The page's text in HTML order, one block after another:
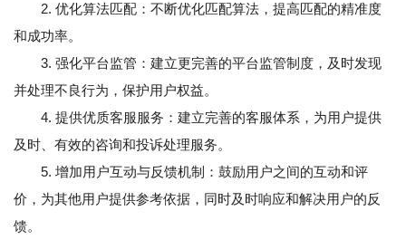
2. 优化算法匹配：不断优化匹配算法，提高匹配的精准度
和成功率。
3. 强化平台监管：建立更完善的平台监管制度，及时发现
并处理不良行为，保护用户权益。
4. 提供优质客服服务：建立完善的客服体系，为用户提供
及时、有效的咨询和投诉处理服务。
5. 增加用户互动与反馈机制：鼓励用户之间的互动和评
价，为其他用户提供参考依据，同时及时响应和解决用户的反
馈。